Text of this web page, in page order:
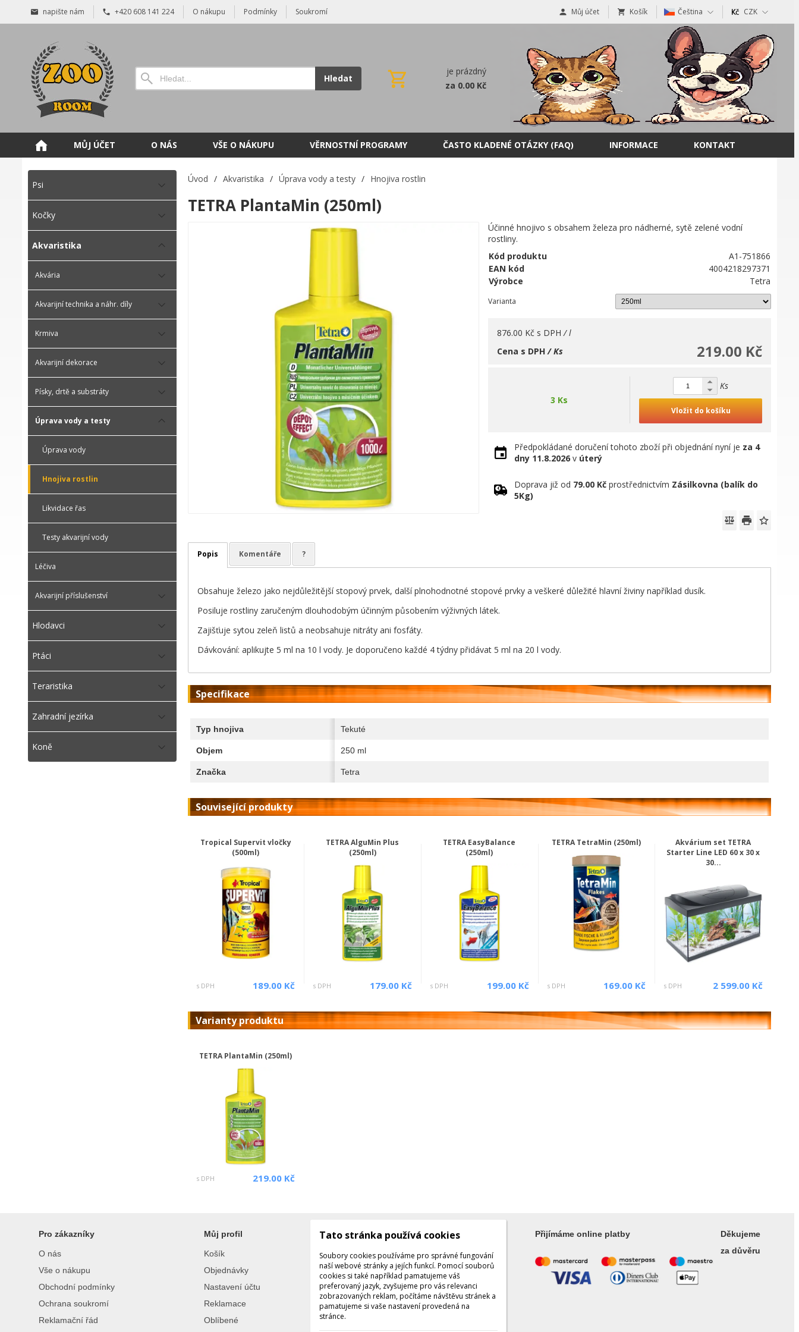
napište nám +420 608 141 224 O nákupu Podmínky Soukromí Můj účet Košík Čeština CZK
Hledat
je prázdný
za 0.00 Kč
MŮJ ÚČET O NÁS VŠE O NÁKUPU VĚRNOSTNÍ PROGRAMY ČASTO KLADENÉ OTÁZKY (FAQ) INFORMACE KONTAKT
Psi
Kočky
Akvaristika
Akvária
Akvarijní technika a náhr. díly
Krmiva
Akvarijní dekorace
Písky, drtě a substráty
Úprava vody a testy
Úprava vody
Hnojiva rostlin
Likvidace řas
Testy akvarijní vody
Léčiva
Akvarijní příslušenství
Hlodavci
Ptáci
Teraristika
Zahradní jezírka
Koně
Úvod / Akvaristika / Úprava vody a testy / Hnojiva rostlin
TETRA PlantaMin (250ml)
Účinné hnojivo s obsahem železa pro nádherné, sytě zelené vodní
rostliny.
Kód produktu
A1-751866
EAN kód
4004218297371
Výrobce
Tetra
Varianta
876.00 Kč s DPH / l
219.00 Kč
Cena s DPH/ Ks
3 Ks
Ks
Vložit do košíku
Předpokládané doručení tohoto zboží při objednání nyní je za 4
dny 11.8.2026 v úterý
Doprava již od 79.00 Kč prostřednictvím Zásilkovna (balík do
5Kg)
Popis Komentáře ?
Obsahuje železo jako nejdůležitější stopový prvek, další plnohodnotné stopové prvky a veškeré důležité hlavní živiny například dusík.
Posiluje rostliny zaručeným dlouhodobým účinným působením výživných látek.
Zajišťuje sytou zeleň listů a neobsahuje nitráty ani fosfáty.
Dávkování: aplikujte 5 ml na 10 l vody. Je doporučeno každé 4 týdny přidávat 5 ml na 20 l vody.
Specifikace
Typ hnojiva Tekuté
Objem 250 ml
Značka Tetra
Související produkty
Tropical Supervit vločky
(500ml)
s DPH 189.00 Kč
TETRA AlguMin Plus
(250ml)
s DPH 179.00 Kč
TETRA EasyBalance
(250ml)
s DPH 199.00 Kč
TETRA TetraMin (250ml)
s DPH 169.00 Kč
Akvárium set TETRA
Starter Line LED 60 x 30 x
30...
s DPH 2 599.00 Kč
Varianty produktu
TETRA PlantaMin (250ml)
s DPH 219.00 Kč
Pro zákazníky
O nás
Vše o nákupu
Obchodní podmínky
Ochrana soukromí
Reklamační řád
Můj profil
Košík
Objednávky
Nastavení účtu
Reklamace
Oblíbené
Kontakty
Kontaktujte nás
Tel.: +420 608 141 224
Po - Pá: 9:00 - 16:00
Facebook
Přijímáme online platby
Děkujeme
za důvěru
Tato stránka používá cookies
Soubory cookies používáme pro správné fungování
naší webové stránky a jejích funkcí. Pomocí souborů
cookies si také například pamatujeme váš
preferovaný jazyk, zvyšujeme pro vás relevanci
zobrazovaných reklam, počítáme návštěvu stránek a
pamatujeme si vaše nastavení provedená na
stránce.